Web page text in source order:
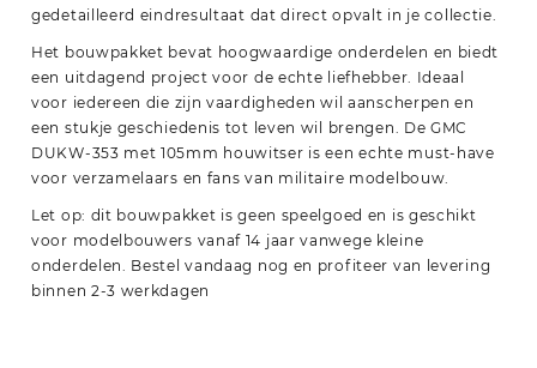
gedetailleerd eindresultaat dat direct opvalt in je collectie.
Het bouwpakket bevat hoogwaardige onderdelen en biedt
een uitdagend project voor de echte liefhebber. Ideaal
voor iedereen die zijn vaardigheden wil aanscherpen en
een stukje geschiedenis tot leven wil brengen. De GMC
DUKW-353 met 105mm houwitser is een echte must-have
voor verzamelaars en fans van militaire modelbouw.
Let op: dit bouwpakket is geen speelgoed en is geschikt
voor modelbouwers vanaf 14 jaar vanwege kleine
onderdelen. Bestel vandaag nog en profiteer van levering
binnen 2-3 werkdagen